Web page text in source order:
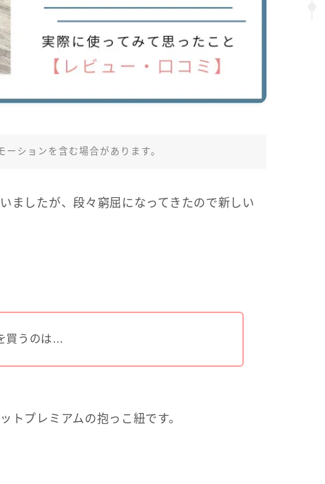
ションを含む場合があります。
ましたが、段々窮屈になってきたので新しい
買うのは…
トプレミアムの抱っこ紐です。